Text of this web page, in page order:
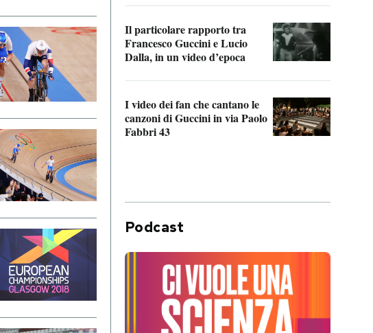
Il particolare rapporto tra
Francesco Guccini e Lucio
Dalla, in un video d’epoca
I video dei fan che cantano le
canzoni di Guccini in via Paolo
Fabbri 43
Podcast